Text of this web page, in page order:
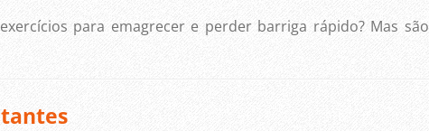
para emagrecer e perder barriga rápido? Mas são